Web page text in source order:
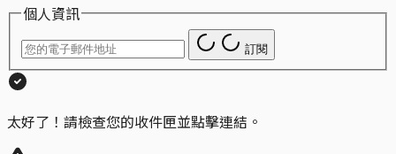
個人資訊
訂閱
太好了！請檢查您的收件匣並點擊連結。